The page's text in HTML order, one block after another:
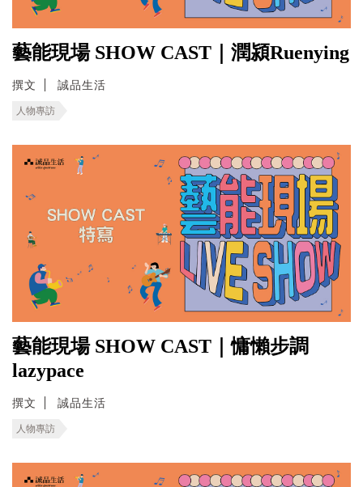
藝能現場 SHOW CAST｜潤潁Ruenying
撰文 誠品生活
人物專訪
藝能現場 SHOW CAST｜慵懶步調
lazypace
撰文 誠品生活
人物專訪